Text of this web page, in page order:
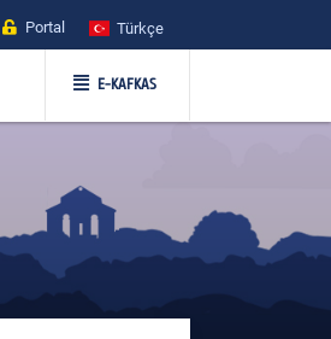
Portal Türkçe
E-KAFKAS